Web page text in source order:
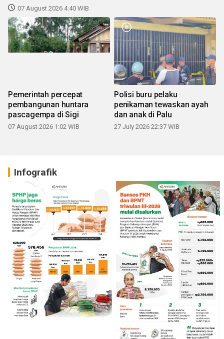
07 August 2026 4:40 WIB
Pemerintah percepat
pembangunan huntara
pascagempa di Sigi
07 August 2026 1:02 WIB
Polisi buru pelaku
penikaman tewaskan ayah
dan anak di Palu
27 July 2026 22:37 WIB
Infografik